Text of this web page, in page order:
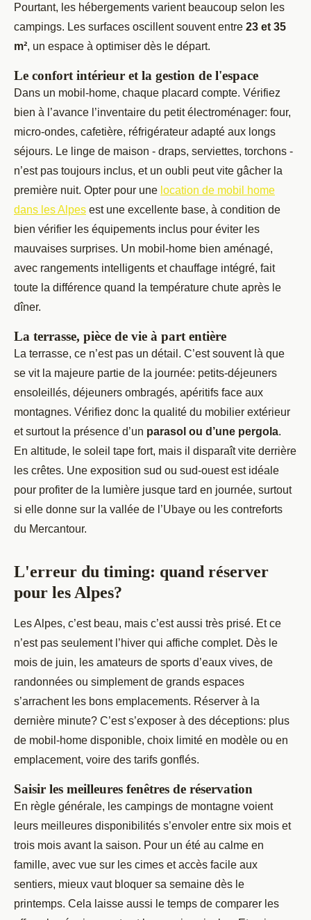
Pourtant, les hébergements varient beaucoup selon les
campings. Les surfaces oscillent souvent entre 23 et 35
m², un espace à optimiser dès le départ.
Le confort intérieur et la gestion de l'espace
Dans un mobil-home, chaque placard compte. Vérifiez
bien à l’avance l’inventaire du petit électroménager: four,
micro-ondes, cafetière, réfrigérateur adapté aux longs
séjours. Le linge de maison - draps, serviettes, torchons -
n’est pas toujours inclus, et un oubli peut vite gâcher la
première nuit. Opter pour une location de mobil home
dans les Alpes est une excellente base, à condition de
bien vérifier les équipements inclus pour éviter les
mauvaises surprises. Un mobil-home bien aménagé,
avec rangements intelligents et chauffage intégré, fait
toute la différence quand la température chute après le
dîner.
La terrasse, pièce de vie à part entière
La terrasse, ce n’est pas un détail. C’est souvent là que
se vit la majeure partie de la journée: petits-déjeuners
ensoleillés, déjeuners ombragés, apéritifs face aux
montagnes. Vérifiez donc la qualité du mobilier extérieur
et surtout la présence d’un parasol ou d’une pergola.
En altitude, le soleil tape fort, mais il disparaît vite derrière
les crêtes. Une exposition sud ou sud-ouest est idéale
pour profiter de la lumière jusque tard en journée, surtout
si elle donne sur la vallée de l’Ubaye ou les contreforts
du Mercantour.
L'erreur du timing: quand réserver
pour les Alpes?
Les Alpes, c’est beau, mais c’est aussi très prisé. Et ce
n’est pas seulement l’hiver qui affiche complet. Dès le
mois de juin, les amateurs de sports d’eaux vives, de
randonnées ou simplement de grands espaces
s’arrachent les bons emplacements. Réserver à la
dernière minute? C’est s’exposer à des déceptions: plus
de mobil-home disponible, choix limité en modèle ou en
emplacement, voire des tarifs gonflés.
Saisir les meilleures fenêtres de réservation
En règle générale, les campings de montagne voient
leurs meilleures disponibilités s’envoler entre six mois et
trois mois avant la saison. Pour un été au calme en
famille, avec vue sur les cimes et accès facile aux
sentiers, mieux vaut bloquer sa semaine dès le
printemps. Cela laisse aussi le temps de comparer les